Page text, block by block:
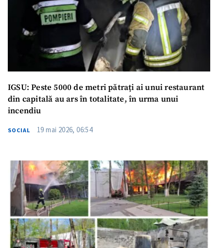
IGSU: Peste 5000 de metri pătrați ai unui restaurant
din capitală au ars în totalitate, în urma unui
incendiu
SOCIAL 19 mai 2026, 06:54
ȘTIREA MEA
Titlu știre
+ Adaugă titlu
Fotografie
+ Încarcă imagine